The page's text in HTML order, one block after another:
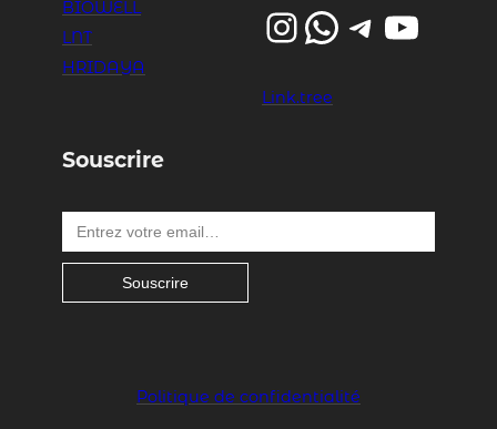
BIOWELL
LNT
HRIDAYA
InstagramWhatsApp Telegram YouTube
Link.tree
Souscrire
Entrez votre email…
Souscrire
Politique de confidentialité